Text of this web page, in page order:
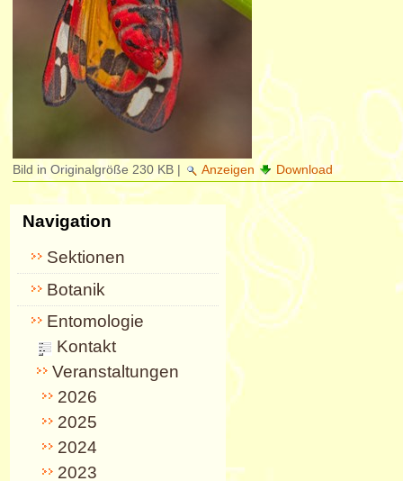
Bild in Originalgröße 230 KB | Anzeigen Download
Navigation
Sektionen
Botanik
Entomologie
Kontakt
Veranstaltungen
2026
2025
2024
2023